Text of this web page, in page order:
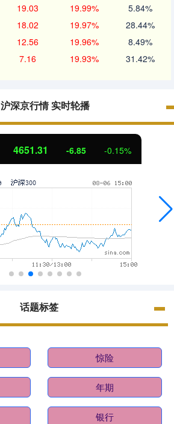
19.03 19.99% 5.84%
18.02 19.97% 28.44%
12.56 19.96% 8.49%
7.16 19.93% 31.42%
沪深京行情 实时轮播
4651.31 -6.85 -0.15%
话题标签
惊险
年期
银行